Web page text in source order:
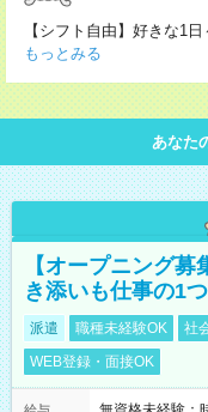
【シフト自由】好きな1
もっとみる
あなた
【オープニング
き添いも仕事の1つ
派遣 職種未経験OK 社
WEB登録・面接OK